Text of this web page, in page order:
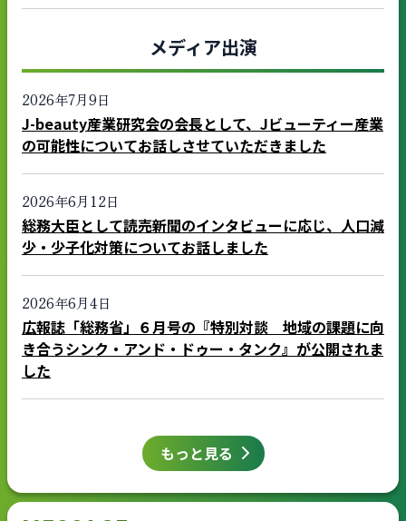
メディア出演
2026年7月9日
J-beauty産業研究会の会長として、Jビューティー産業
の可能性についてお話しさせていただきました
2026年6月12日
総務大臣として読売新聞のインタビューに応じ、人口減
少・少子化対策についてお話しました
2026年6月4日
広報誌「総務省」６月号の『特別対談 地域の課題に向
き合うシンク・アンド・ドゥー・タンク』が公開されま
した
もっと見る